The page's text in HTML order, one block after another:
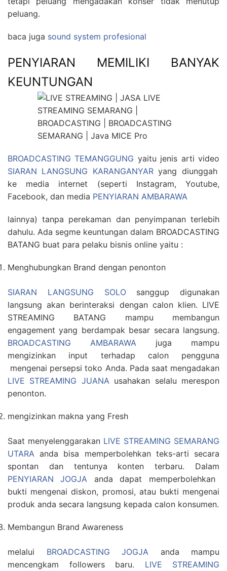
peluang.
baca juga sound system profesional
PENYIARAN MEMILIKI BANYAK
KEUNTUNGAN
BROADCASTING TEMANGGUNG yaitu jenis arti video
SIARAN LANGSUNG KARANGANYARyang diunggah
ke media internet (seperti Instagram, Youtube,
Facebook, dan media PENYIARAN AMBARAWA
lainnya) tanpa perekaman dan penyimpanan terlebih
dahulu. Ada segme keuntungan dalam BROADCASTING
BATANG buat para pelaku bisnis online yaitu :
Menghubungkan Brand dengan penonton
SIARAN LANGSUNG SOLOsanggup digunakan
langsung akan berinteraksi dengan calon klien. LIVE
STREAMING BATANG mampu membangun
engagement yang berdampak besar secara langsung.
BROADCASTING AMBARAWA juga mampu
mengizinkan input terhadap calon pengguna
mengenai persepsi toko Anda. Pada saat mengadakan
LIVE STREAMING JUANAusahakan selalu merespon
penonton.
mengizinkan makna yang Fresh
Saat menyelenggarakan LIVE STREAMING SEMARANG
UTARA anda bisa memperbolehkan teks-arti secara
spontan dan tentunya konten terbaru. Dalam
PENYIARAN JOGJA anda dapat memperbolehkan
bukti mengenai diskon, promosi, atau bukti mengenai
produk anda secara langsung kepada calon konsumen.
Membangun Brand Awareness
melalui BROADCASTING JOGJA anda mampu
mencengkam followers baru. LIVE STREAMING